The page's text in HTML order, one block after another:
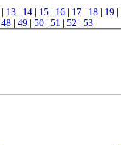
| 13 | 14 | 15 | 16 | 17 | 18 | 19 |
48 | 49 | 50 | 51 | 52 | 53